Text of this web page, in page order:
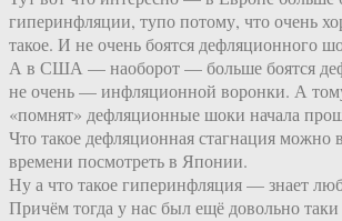
гиперинфляции, тупо потому, что очень
такое. И не очень боятся дефляционного
А в США — наоборот — больше боятся
не очень — инфляционной воронки. А
«помнят» дефляционные шоки начала
Что такое дефляционная стагнация можно
времени посмотреть в Японии.
Ну а что такое гиперинфляция — знает
Причём тогда у нас был ещё довольно